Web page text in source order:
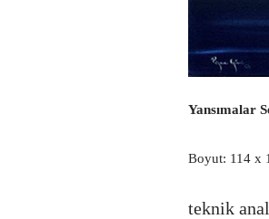
Yansımalar
Boyut: 114 x
teknik